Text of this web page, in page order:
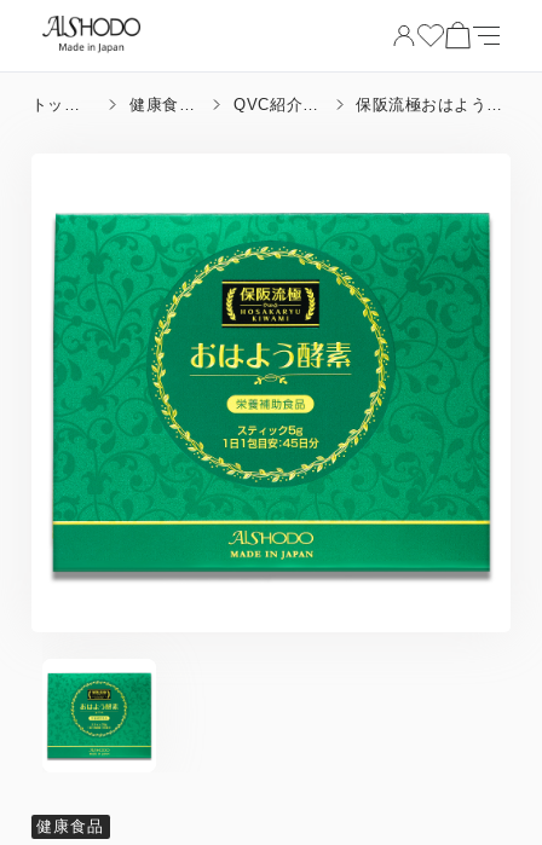
トップ
健康食品
QVC紹介健
保阪流極おはよう酵
健康食品